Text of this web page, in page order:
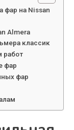
фар на Nissan
Almera
классик
работ
фар
фар